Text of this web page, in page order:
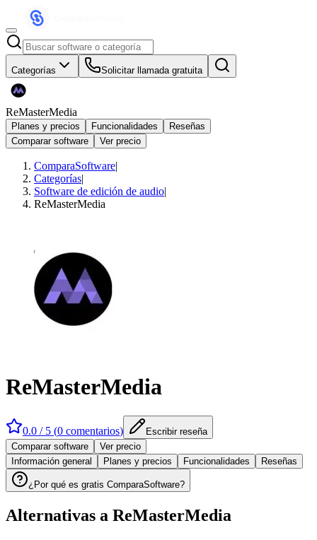
Categorías Solicitar llamada gratuita
ReMasterMedia
Planes y precios Funcionalidades
Reseñas
Comparar software
Ver precio
ComparaSoftware|
Categorías|
Software de edición de audio|
ReMasterMedia
ReMasterMedia
0.0 / 5 (0 comentarios)
Escribir reseña
Comparar software
Ver precio
Información general
Planes y precios Funcionalidades Reseñas
¿Por qué es gratis ComparaSoftware?
Alternativas a ReMasterMedia